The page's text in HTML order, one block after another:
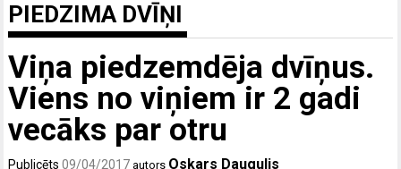
PIEDZIMA DVĪŅI
Viņa piedzemdēja dvīņus.
Viens no viņiem ir 2 gadi
vecāks par otru
Publicēts09/04/2017 autors Oskars Daugulis